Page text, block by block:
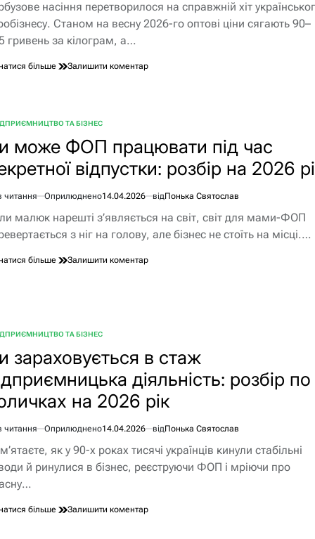
насіння перетворилося на справжній хіт
Станом на весну 2026-го оптові ціни сягають 90–
гривень за кілограм, а…
більше Залишити коментардо
платформи
2026
року
ТА БІЗНЕС
може ФОП працювати під час
відпустки: розбір на 2026
читання Оприлюднено14.04.2026 відПонька Святослав
малюк нарешті з’являється на світ, світ для мами-ФОП
з ніг на голову, але бізнес не стоїть на місці.…
більше Залишити коментардо
відпустки:
на
2026
рік
ТА БІЗНЕС
зараховується в стаж
діяльність: розбір по
на 2026 рік
читання Оприлюднено14.04.2026 відПонька Святослав
як у 90-х роках тисячі українців кинули стабільні
й ринулися в бізнес, реєструючи ФОП і мріючи про
більше Залишити коментардо